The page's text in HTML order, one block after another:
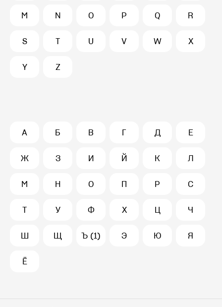
M N O P Q R
S T U V W X
Y Z
А Б В Г Д Е
Ж З И Й К Л
М Н О П Р С
Т У Ф Х Ц Ч
Ш Щ Ъ (1) Э Ю Я
Ё